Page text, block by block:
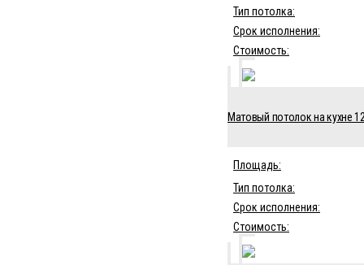
Тип потолка:
Срок исполнения:
Стоимость:
Матовый потолок на кухне
Площадь:
Тип потолка:
Срок исполнения:
Стоимость: